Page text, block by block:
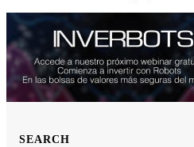
SEARCH